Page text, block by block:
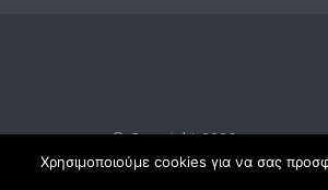
© Copyright 2026
• Theme Designed by
Χρησιμοποιούμε cookies για να σας